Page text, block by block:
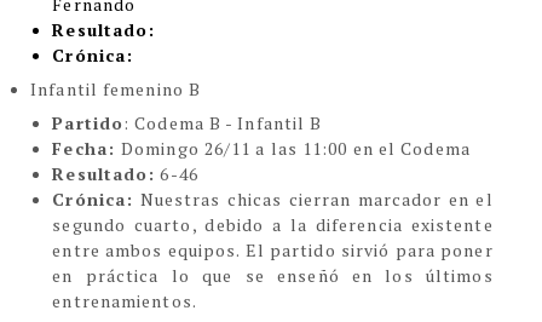
Resultado:
Crónica:
Infantil femenino B
Partido: Codema B - Infantil B
Fecha:Domingo 26/11 a las 11:00 en el Codema
Resultado: 6-46
Crónica: Nuestras chicas cierran marcador en el
segundo cuarto, debido a la diferencia existente
entre ambos equipos. El partido sirvió para poner
en práctica lo que se enseñó en los últimos
entrenamientos.